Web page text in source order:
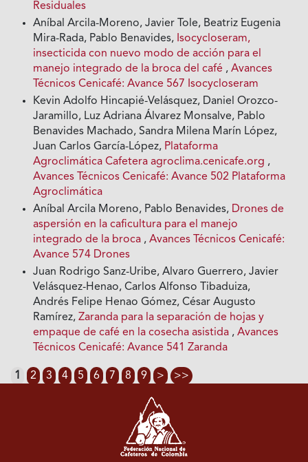
Residuales
Aníbal Arcila-Moreno, Javier Tole, Beatriz Eugenia
Mira-Rada, Pablo Benavides, Isocycloseram,
insecticida con nuevo modo de acción para el
manejo integrado de la broca del café ,Avances
Técnicos Cenicafé: Avance 567 Isocycloseram
Kevin Adolfo Hincapié-Velásquez, Daniel Orozco-
Jaramillo, Luz Adriana Álvarez Monsalve, Pablo
Benavides Machado, Sandra Milena Marín López,
Juan Carlos García-López, Plataforma
Agroclimática Cafetera agroclima.cenicafe.org ,
Avances Técnicos Cenicafé: Avance 502 Plataforma
Agroclimática
Aníbal Arcila Moreno, Pablo Benavides, Drones de
aspersión en la caficultura para el manejo
integrado de la broca ,Avances Técnicos Cenicafé:
Avance 574 Drones
Juan Rodrigo Sanz-Uribe, Alvaro Guerrero, Javier
Velásquez-Henao, Carlos Alfonso Tibaduiza,
Andrés Felipe Henao Gómez, César Augusto
Ramírez,Zaranda para la separación de hojas y
empaque de café en la cosecha asistida ,Avances
Técnicos Cenicafé: Avance 541 Zaranda
1 2 3 4 5 6 7 8 9 > >>